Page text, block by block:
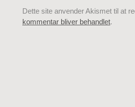
Dette site anvender Akismet til at
kommentar bliver behandlet.